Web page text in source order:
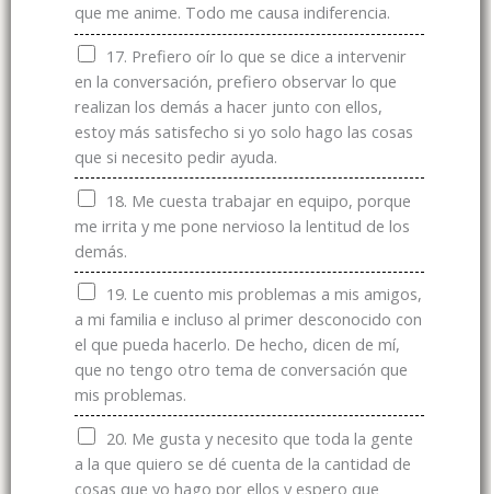
que me anime. Todo me causa indiferencia.
17. Prefiero oír lo que se dice a intervenir
en la conversación, prefiero observar lo que
realizan los demás a hacer junto con ellos,
estoy más satisfecho si yo solo hago las cosas
que si necesito pedir ayuda.
18. Me cuesta trabajar en equipo, porque
me irrita y me pone nervioso la lentitud de los
demás.
19. Le cuento mis problemas a mis amigos,
a mi familia e incluso al primer desconocido con
el que pueda hacerlo. De hecho, dicen de mí,
que no tengo otro tema de conversación que
mis problemas.
20. Me gusta y necesito que toda la gente
a la que quiero se dé cuenta de la cantidad de
cosas que yo hago por ellos y espero que